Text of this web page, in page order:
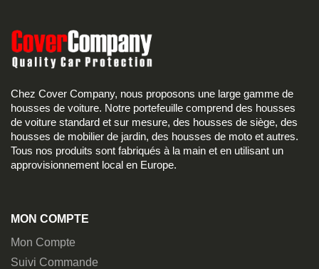
Chez Cover Company, nous proposons une large gamme de
housses de voiture. Notre portefeuille comprend des housses
de voiture standard et sur mesure, des housses de siège, des
housses de mobilier de jardin, des housses de moto et autres.
Tous nos produits sont fabriqués à la main et en utilisant un
approvisionnement local en Europe.
MON COMPTE
Mon Compte
Suivi Commande